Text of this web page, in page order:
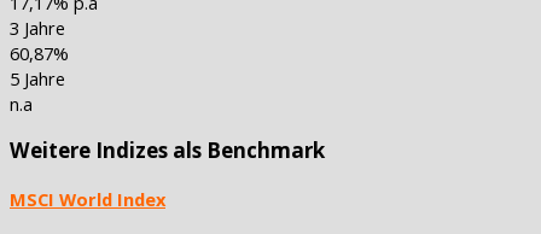
3 Jahre
60,87%
5 Jahre
n.a
Weitere Indizes als Benchmark
MSCI World Index